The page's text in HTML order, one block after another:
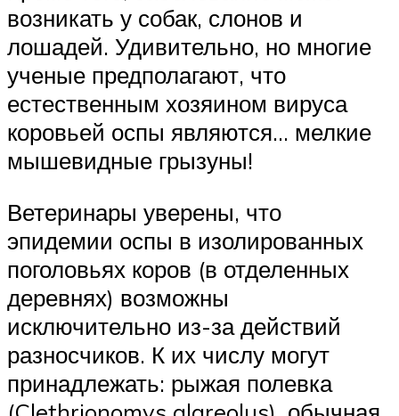
возникать у собак, слонов и
лошадей. Удивительно, но многие
ученые предполагают, что
естественным хозяином вируса
коровьей оспы являются… мелкие
мышевидные грызуны!
Ветеринары уверены, что
эпидемии оспы в изолированных
поголовьях коров (в отделенных
деревнях) возможны
исключительно из-за действий
разносчиков. К их числу могут
принадлежать: рыжая полевка